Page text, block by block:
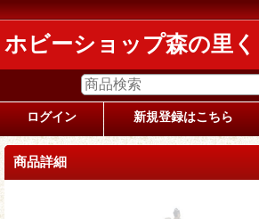
ホビーショップ森の里
ログイン 新規登録はこちら
商品詳細